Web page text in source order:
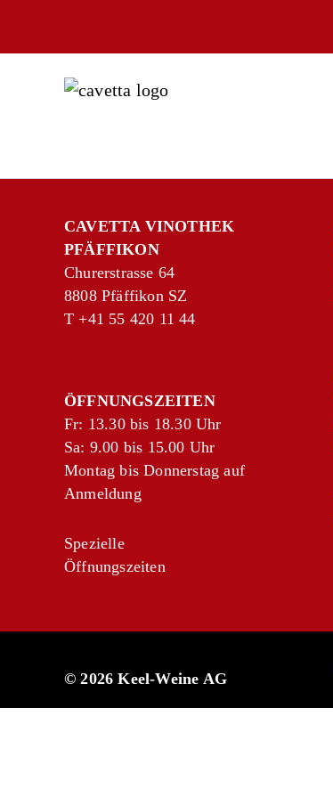
CAVETTA VINOTHEK
PFÄFFIKON
Churerstrasse 64
8808 Pfäffikon SZ
T +41 55 420 11 44
ÖFFNUNGSZEITEN
Fr: 13.30 bis 18.30 Uhr
Sa: 9.00 bis 15.00 Uhr
Montag bis Donnerstag auf
Anmeldung
Spezielle
Öffnungszeiten
© 2026 Keel-Weine AG